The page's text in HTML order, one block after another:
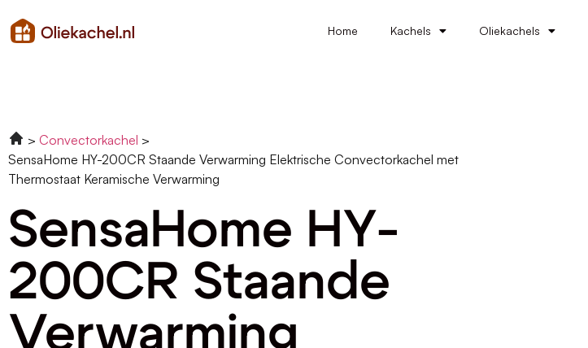
Home Kachels Oliekachels
Convectorkachel
SensaHome HY-200CR Staande Verwarming Elektrische Convectorkachel met
Thermostaat Keramische Verwarming
SensaHome HY-
200CR Staande
Verwarming